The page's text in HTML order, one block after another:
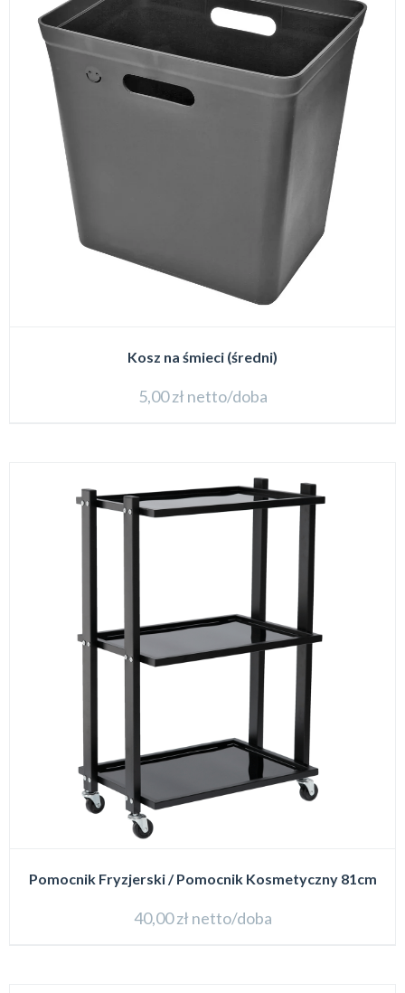
Kosz na śmieci (średni)
5,00zł netto/doba
Pomocnik Fryzjerski / Pomocnik Kosmetyczny 81cm
40,00zł netto/doba